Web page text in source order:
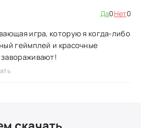
Да0Нет0
игра, которую я когда-либо
геймплей и красочные